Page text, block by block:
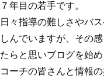
７年目の若手です。
日々指導の難しさやバ
しんでいますが、その
たらと思いブログを始め
コーチの皆さんと情報